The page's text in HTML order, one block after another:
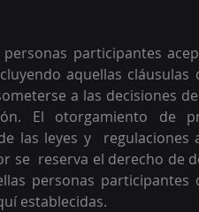
participantes
aquellas cláusulas
a las decisiones
El otorgamiento de
las leyes y  regulaciones
se  reserva el derecho de
personas participantes
establecidas.